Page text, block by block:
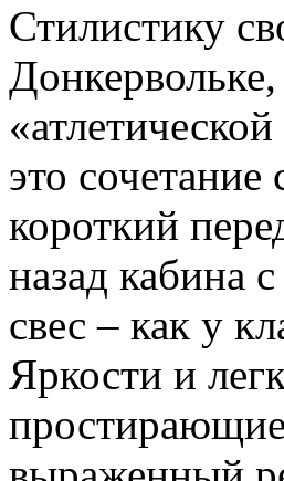
Стилистику
Донкервольке,
это
короткий
назад кабина
свес – как у
Яркости и